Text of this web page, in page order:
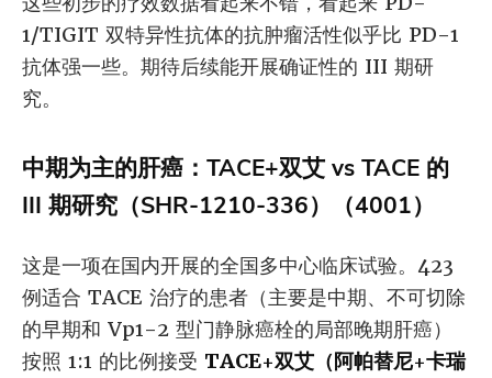
1/TIGIT 双特异性抗体的抗肿瘤活性似乎比 PD-1
抗体强一些。期待后续能开展确证性的 III 期研
究。
中期为主的肝癌：TACE+双艾 vs TACE 的
III 期研究（SHR-1210-336）（4001）
这是一项在国内开展的全国多中心临床试验。423
例适合 TACE 治疗的患者（主要是中期、不可切除
的早期和 Vp1-2 型门静脉癌栓的局部晚期肝癌）
按照 1:1 的比例接受 TACE+双艾（阿帕替尼+卡瑞